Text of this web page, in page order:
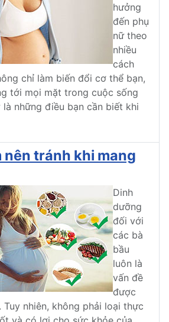
hưởng
đến phụ
nữ theo
nhiều
cách
chỉ làm biến đổi cơ thể bạn,
tới mọi mặt trong cuộc sống
là những điều bạn cần biết khi
tránh khi mang
Dinh
dưỡng
đối với
các bà
bầu
luôn là
vấn đề
được
Tuy nhiên, không phải loại thực